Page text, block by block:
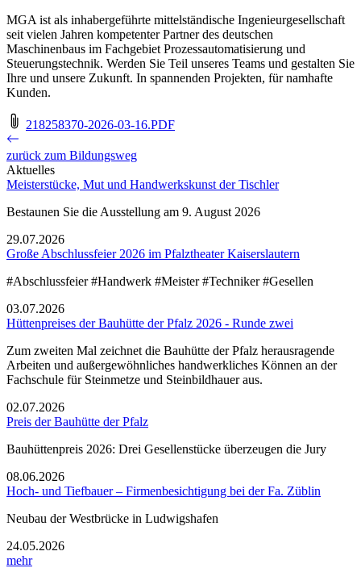
MGA ist als inhabergeführte mittelständische Ingenieurgesellschaft
seit vielen Jahren kompetenter Partner des deutschen
Maschinenbaus im Fachgebiet Prozessautomatisierung und
Steuerungstechnik. Werden Sie Teil unseres Teams und gestalten Sie
Ihre und unsere Zukunft. In spannenden Projekten, für namhafte
Kunden.
218258370-2026-03-16.PDF
zurück zum Bildungsweg
Aktuelles
Meisterstücke, Mut und Handwerkskunst der Tischler
Bestaunen Sie die Ausstellung am 9. August 2026
29.07.2026
Große Abschlussfeier 2026 im Pfalztheater Kaiserslautern
#Abschlussfeier #Handwerk #Meister #Techniker #Gesellen
03.07.2026
Hüttenpreises der Bauhütte der Pfalz 2026 - Runde zwei
Zum zweiten Mal zeichnet die Bauhütte der Pfalz herausragende
Arbeiten und außergewöhnliches handwerkliches Können an der
Fachschule für Steinmetze und Steinbildhauer aus.
02.07.2026
Preis der Bauhütte der Pfalz
Bauhüttenpreis 2026: Drei Gesellenstücke überzeugen die Jury
08.06.2026
Hoch- und Tiefbauer – Firmenbesichtigung bei der Fa. Züblin
Neubau der Westbrücke in Ludwigshafen
24.05.2026
mehr